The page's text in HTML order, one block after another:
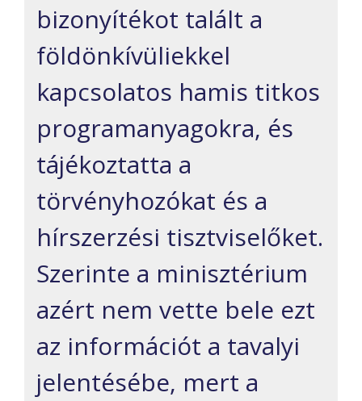
bizonyítékot talált a
földönkívüliekkel
kapcsolatos hamis titkos
programanyagokra, és
tájékoztatta a
törvényhozókat és a
hírszerzési tisztviselőket.
Szerinte a minisztérium
azért nem vette bele ezt
az információt a tavalyi
jelentésébe, mert a